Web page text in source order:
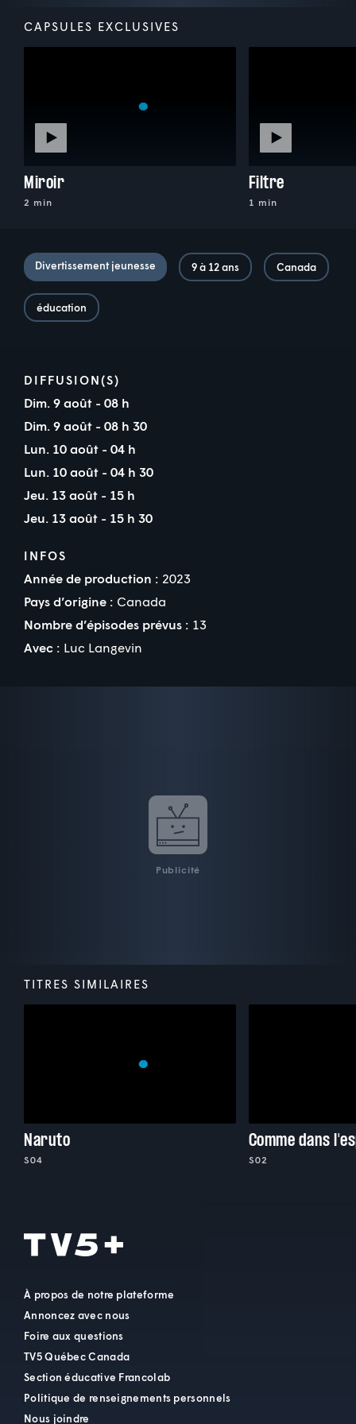
CAPSULES EXCLUSIVES
Miroir
2 min
Filtre
1 min
Divertissement jeunesse 9 à 12 ans Canada
éducation
DIFFUSION(S)
Dim. 9 août - 08 h
Dim. 9 août - 08 h 30
Lun. 10 août - 04 h
Lun. 10 août - 04 h 30
Jeu. 13 août - 15 h
Jeu. 13 août - 15 h 30
INFOS
Année de production : 2023
Pays d’origine : Canada
Nombre d’épisodes prévus : 13
Avec : Luc Langevin
Publicité
TITRES SIMILAIRES
Naruto
S04
Comme dans
S02
À propos de notre plateforme
Annoncez avec nous
Foire aux questions
TV5 Québec Canada
Section éducative Francolab
Politique de renseignements personnels
Nous joindre